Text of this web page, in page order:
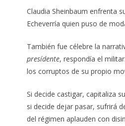
Claudia Sheinbaum enfrenta
Echeverría quien puso de
También fue célebre la
presídente, respondía el
los corruptos de su propio
Si decide castigar, capitaliza
si decide dejar pasar, sufrirá
del régimen aplauden con